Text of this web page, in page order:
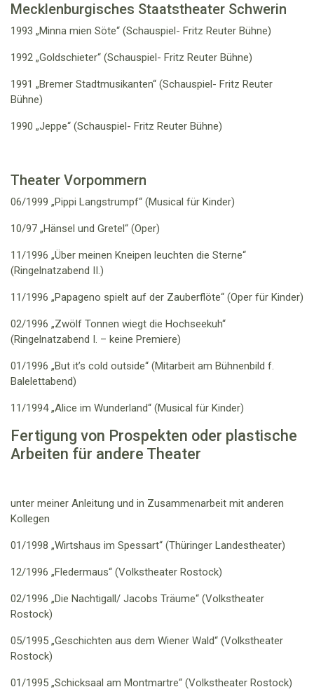
Mecklenburgisches Staatstheater Schwerin
1993 „Minna mien Söte“ (Schauspiel- Fritz Reuter Bühne)
1992 „Goldschieter“ (Schauspiel- Fritz Reuter Bühne)
1991 „Bremer Stadtmusikanten“ (Schauspiel- Fritz Reuter
Bühne)
1990 „Jeppe“ (Schauspiel- Fritz Reuter Bühne)
Theater Vorpommern
06/1999 „Pippi Langstrumpf“ (Musical für Kinder)
10/97 „Hänsel und Gretel“ (Oper)
11/1996 „Über meinen Kneipen leuchten die Sterne“
(Ringelnatzabend II.)
11/1996 „Papageno spielt auf der Zauberflöte“ (Oper für Kinder)
02/1996 „Zwölf Tonnen wiegt die Hochseekuh“
(Ringelnatzabend I. – keine Premiere)
01/1996 „But it’s cold outside“ (Mitarbeit am Bühnenbild f.
Balelettabend)
11/1994 „Alice im Wunderland“ (Musical für Kinder)
Fertigung von Prospekten oder plastische
Arbeiten für andere Theater
unter meiner Anleitung und in Zusammenarbeit mit anderen
Kollegen
01/1998 „Wirtshaus im Spessart“ (Thüringer Landestheater)
12/1996 „Fledermaus“ (Volkstheater Rostock)
02/1996 „Die Nachtigall/ Jacobs Träume“ (Volkstheater
Rostock)
05/1995 „Geschichten aus dem Wiener Wald“ (Volkstheater
Rostock)
01/1995 „Schicksaal am Montmartre“ (Volkstheater Rostock)